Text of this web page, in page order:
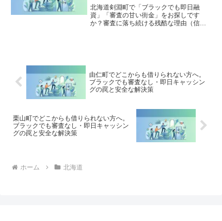
北海道剣淵町で「ブラックでも即日融
資」「審査の甘い街金」をお探しです
か？審査に落ち続ける残酷な理由（信用
促を止める無料相談窓口をご案内しま
す。
由仁町でどこからも借りられない方へ。
ブラックでも審査なし・即日キャッシン
グの罠と安全な解決策
栗山町でどこからも借りられない方へ。
ブラックでも審査なし・即日キャッシン
グの罠と安全な解決策
ホーム 北海道